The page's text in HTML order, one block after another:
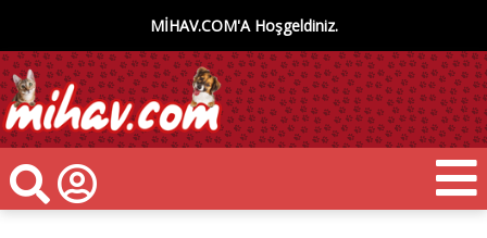
MİHAV.COM'A Hoşgeldiniz.